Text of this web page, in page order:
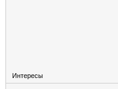
Интересы